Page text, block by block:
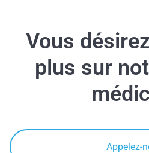
Vous
plus sur
Appelez-